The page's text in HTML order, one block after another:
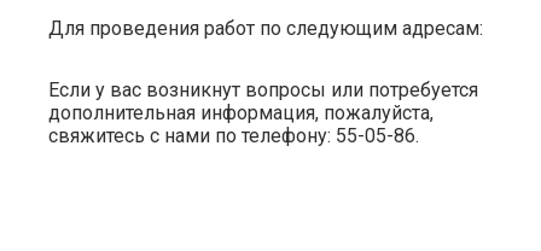
Для проведения работ по следующим адресам:
Если у вас возникнут вопросы или потребуется
дополнительная информация, пожалуйста,
свяжитесь с нами по телефону: 55-05-86.